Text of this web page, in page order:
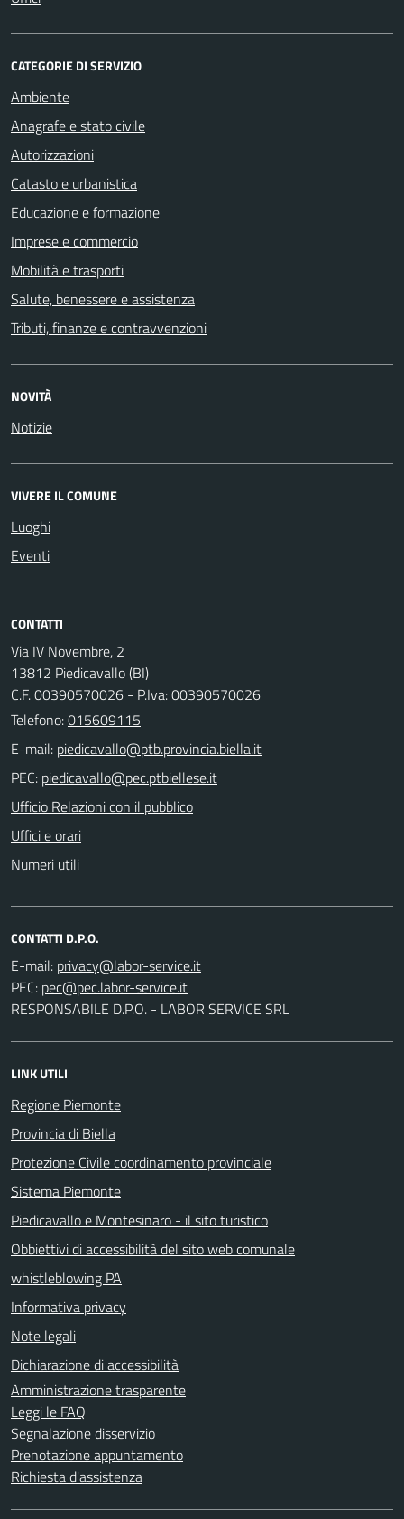
CATEGORIE DI SERVIZIO
Ambiente
Anagrafe e stato civile
Autorizzazioni
Catasto e urbanistica
Educazione e formazione
Imprese e commercio
Mobilità e trasporti
Salute, benessere e assistenza
Tributi, finanze e contravvenzioni
NOVITÀ
Notizie
VIVERE IL COMUNE
Luoghi
Eventi
CONTATTI
Via IV Novembre, 2
13812 Piedicavallo (BI)
C.F. 00390570026 - P.Iva: 00390570026
Telefono:015609115
E-mail:
PEC:
Ufficio Relazioni con il pubblico
Uffici e orari
Numeri utili
CONTATTI D.P.O.
E-mail:
PEC:
RESPONSABILE D.P.O. - LABOR SERVICE SRL
LINK UTILI
Regione Piemonte
Provincia di Biella
Protezione Civile coordinamento provinciale
Sistema Piemonte
Piedicavallo e Montesinaro - il sito turistico
Obbiettivi di accessibilità del sito web comunale
whistleblowing PA
Informativa privacy
Note legali
Dichiarazione di accessibilità
Amministrazione trasparente
Leggi le FAQ
Segnalazione disservizio
Prenotazione appuntamento
Richiesta d'assistenza